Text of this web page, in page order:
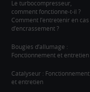
Le turbocompresseur,
comment fonctionne-t-il ?
Comment l’entretenir en cas
d’encrassement ?
Bougies d’allumage :
Fonctionnement et entretien
Catalyseur : Fonctionnement
et entretien